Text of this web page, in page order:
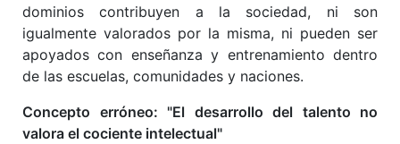
dominios contribuyen a la sociedad, ni son
igualmente valorados por la misma, ni pueden ser
apoyados con enseñanza y entrenamiento dentro
de las escuelas, comunidades y naciones.
Concepto erróneo: "El desarrollo del talento no
valora el cociente intelectual"